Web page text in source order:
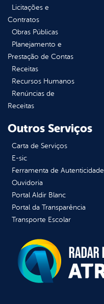
Licitações e
Contratos
Obras Públicas
Planejamento e
Prestação de Contas
Receitas
Recursos Humanos
Renúncias de
Receitas
Outros Serviços
Carta de Serviços
E-sic
Ferramenta de Autenticidade
Ouvidoria
Portal Aldir Blanc
Portal da Transparência
Transporte Escolar